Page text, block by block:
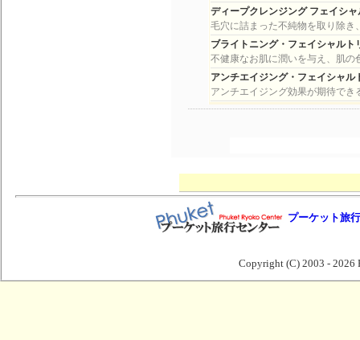
ディープクレンジング フェイシ
毛穴に詰まった不純物を取り除
ブライトニング・フェイシャルト
不健康なお肌に潤いを与え、肌
アンチエイジング・フェイシャル
アンチエイジング効果が期待で
プーケット旅
Copyright (C) 2003 - 2026